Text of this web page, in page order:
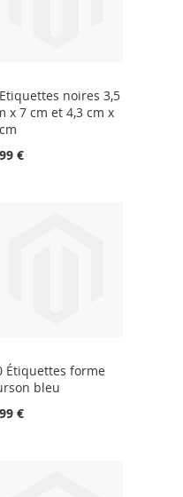
noires 3,5
x 7 cm et 4,3 cm x
€
Étiquettes forme
bleu
€